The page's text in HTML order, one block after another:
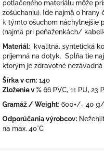
potlačeného materiálu môže
zošúchaniu). Ide najmä o
k týmto ošuchom náchylnejšie
(najmä pri peňaženkách/
Materiál: kvalitná, syntetická
príjemná na dotyk. Spĺňa tie
ktorým je zdravotné
Šírka v cm: 140
Zloženie v % 66 PVC, 11 PU, 23
Gramáž / Weight: 600+/- 40
Odporúčania výrobcov:
na max. 40°C